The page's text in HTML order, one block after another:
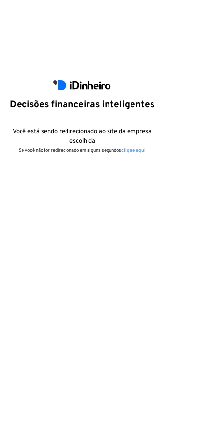
Decisões financeiras inteligentes
Você está sendo redirecionado ao site da empresa
escolhida
Se você não for redirecionado em alguns segundosclique aqui